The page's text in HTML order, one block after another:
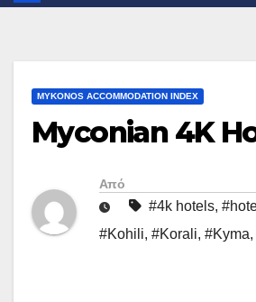
MYKONOS ACCOMMODATION INDEX
Myconian 4K
Από
#4k hotels,
#Kohili, #Korali, #Kyma,